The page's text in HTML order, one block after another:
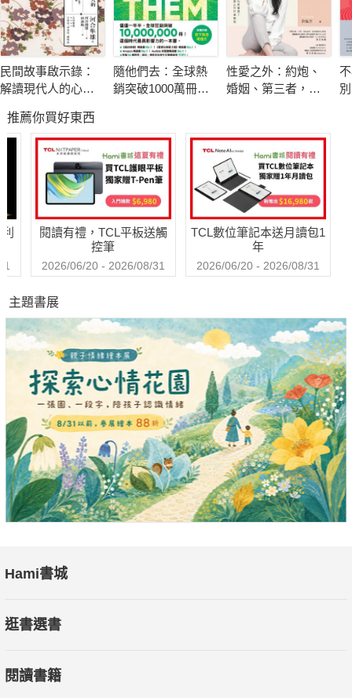
兩種都是本能反應，可能帶來持久且不是你期望的後果，影響我
們的友誼、事業、家庭和兩性關係。真實的情況是，反應過度會
傷害自己，對周圍的人也會造成同等傷害。你或許以為反應過度
以透過自省、找出方法加以改善。
本書幫你找出引發過度反應、情緒無法控制的原因，以有效方法
處理衝動的想法和感覺，以及讓你了解，碰到困境和壓力增大
時，情緒會以什麼形式破壞你的理性思考能力。閱讀本書你會學
到如何消除令人不知所措的情緒，選擇用健康的態度回應人際關
是停止反應過度的時候了！你要對自己的負面情緒負責，增強自
己的鎮定力和掌控力！準備好做出改變，讓自己變得更好了嗎？
民間故事啟示錄：
解讀現代人的心理
隨他們去：全球熱
銷突破1000萬冊現
巧【附放下執念明
信片圖】
性愛之外：約炮、
婚姻、第三者，打
推薦你買好東西
閱讀有禮，TCL平板送觸
控筆
2026/06/20 - 2026/08/31
TCL數位筆記本送月讀包1
年
2026/06/20 - 2026/08/31
主題書展
Hami書城
逛書選書
閱讀書籍